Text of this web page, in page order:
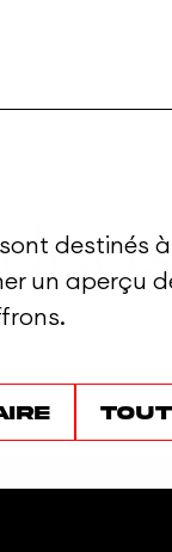
destinés
un aperçu